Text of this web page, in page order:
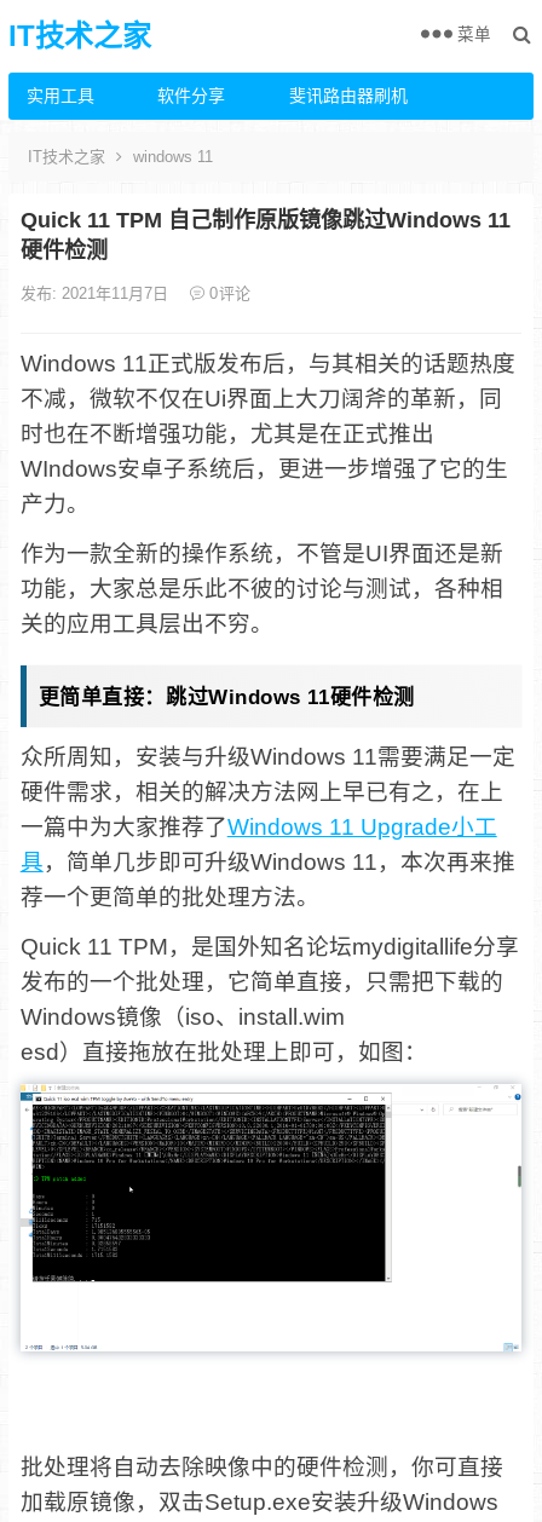
IT技术之家
实用工具 软件分享 斐讯路由器刷机
菜单
IT技术之家 windows 11
​Quick 11 TPM 自己制作原版镜像跳过Windows 11
硬件检测
发布: 2021年11月7日 0评论
Windows 11正式版发布后，与其相关的话题热度
不减，微软不仅在Ui界面上大刀阔斧的革新，同
时也在不断增强功能，尤其是在正式推出
WIndows安卓子系统后，更进一步增强了它的生
产力。
作为一款全新的操作系统，不管是UI界面还是新
功能，大家总是乐此不彼的讨论与测试，各种相
关的应用工具层出不穷。
更简单直接：跳过Windows 11硬件检测
众所周知，安装与升级Windows 11需要满足一定
硬件需求，相关的解决方法网上早已有之，在上
一篇中为大家推荐了Windows 11 Upgrade小工
具，简单几步即可升级Windows 11，本次再来推
荐一个更简单的批处理方法。
Quick 11 TPM，是国外知名论坛mydigitallife分享
发布的一个批处理，它简单直接，只需把下载的
Windows镜像（iso、install.wim
esd）直接拖放在批处理上即可，如图：
批处理将自动去除映像中的硬件检测，你可直接
加载原镜像，双击Setup.exe安装升级Windows